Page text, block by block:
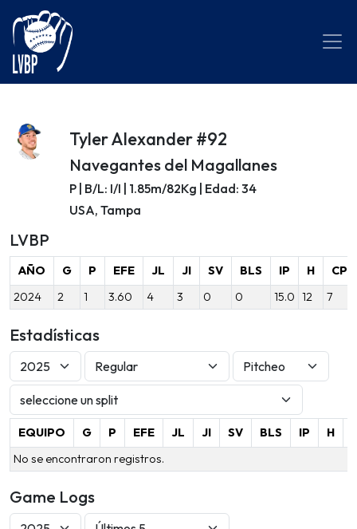
Tyler Alexander #92
Navegantes del Magallanes
P | B/L: I/I | 1.85m/82Kg | Edad: 34
USA, Tampa
LVBP
AÑO G P EFE JL JI SV BLS IP H
CP
2024
2 1 3.60 4 3 0 0 15.0 12 7
Estadísticas
EQUIPO G P EFE JL JI SV BLS IP H
No se encontraron registros.
Game Logs